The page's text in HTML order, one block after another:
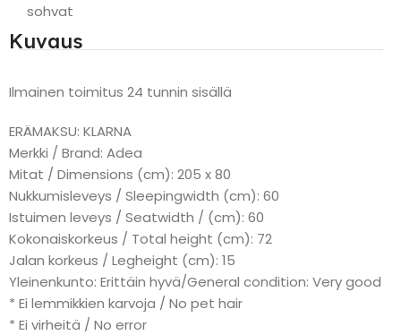
sohvat
Kuvaus
Ilmainen toimitus 24 tunnin sisällä
ERÄMAKSU: KLARNA
Merkki / Brand: Adea
Mitat / Dimensions (cm): 205 x 80
Nukkumisleveys / Sleepingwidth (cm): 60
Istuimen leveys / Seatwidth / (cm): 60
Kokonaiskorkeus / Total height (cm): 72
Jalan korkeus / Legheight (cm): 15
Yleinenkunto: Erittäin hyvä/General condition: Very good
* Ei lemmikkien karvoja / No pet hair
* Ei virheitä / No error